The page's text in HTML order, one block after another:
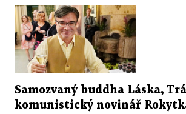
Samozvaný buddha Láska,
komunistický novinář